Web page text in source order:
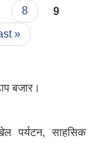
8
9
»
बजार।
खेल पर्यटन, साहसिक